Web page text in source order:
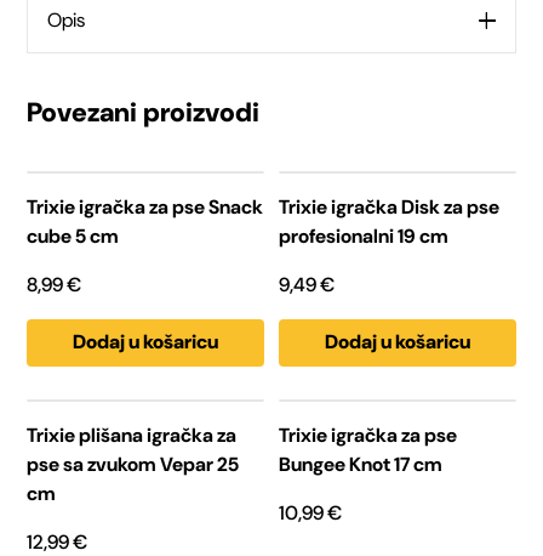
Boomerang
17
cm
količina
Opis
Povezani proizvodi
Trixie igračka za pse Snack
cube 5 cm
8,99€
Dodaj u košaricu
Trixie igračka Disk za pse
profesionalni 19 cm
9,49€
Dodaj u košaricu
Trixie plišana igračka za
pse sa zvukom Vepar 25
cm
12,99€
Trixie igračka za pse
Bungee Knot 17 cm
10,99€